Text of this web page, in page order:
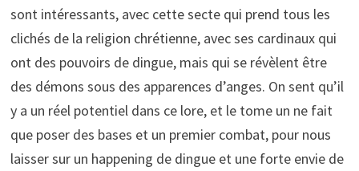
sont intéressants, avec cette secte qui prend tous les
clichés de la religion chrétienne, avec ses cardinaux qui
ont des pouvoirs de dingue, mais qui se révèlent être
des démons sous des apparences d’anges. On sent qu’il
y a un réel potentiel dans ce lore, et le tome un ne fait
que poser des bases et un premier combat, pour nous
laisser sur un happening de dingue et une forte envie de